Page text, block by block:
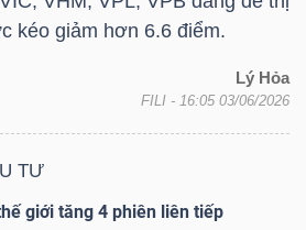
kéo giảm hơn 6.6 điểm.
Lý Hỏa
FILI - 16:05 03/06/2026
TƯ
giới tăng 4 phiên liên tiếp